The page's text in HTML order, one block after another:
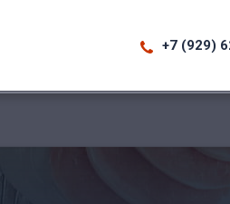
+7 (929)